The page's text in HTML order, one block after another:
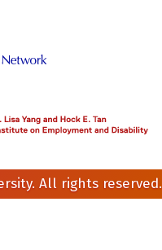
All rights reserved.